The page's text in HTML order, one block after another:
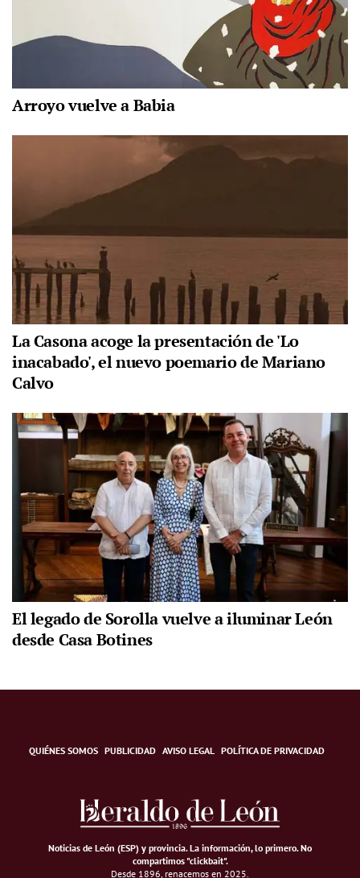
Arroyo vuelve a Babia
La Casona acoge la presentación de 'Lo
inacabado', el nuevo poemario de Mariano
Calvo
El legado de Sorolla vuelve a iluminar León
desde Casa Botines
QUIÉNES SOMOS PUBLICIDAD AVISO LEGAL POLÍTICA DE PRIVACIDAD
Noticias de León (ESP) y provincia. La información, lo primero.No
compartimos "clickbait".
Desde 1896, renacemos en 2025.